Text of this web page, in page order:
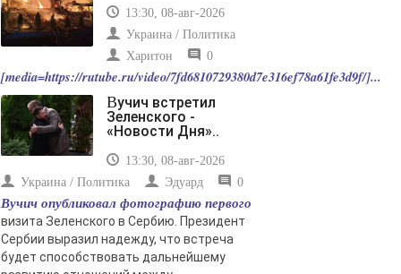
13:30, 08-авг-2026
Украина / Политика
Харитон
0
[media=https://rutube.ru/video/7fd6810729380d7e316ef78a61fe3d9f/]...
Вучич встретил
Зеленского -
«Новости Дня»..
13:30, 08-авг-2026
Украина / Политика
Эдуард 0
Вучич опубликовал фотографию первого
визита Зеленского в Сербию. Президент
Сербии выразил надежду, что встреча
будет способствовать дальнейшему